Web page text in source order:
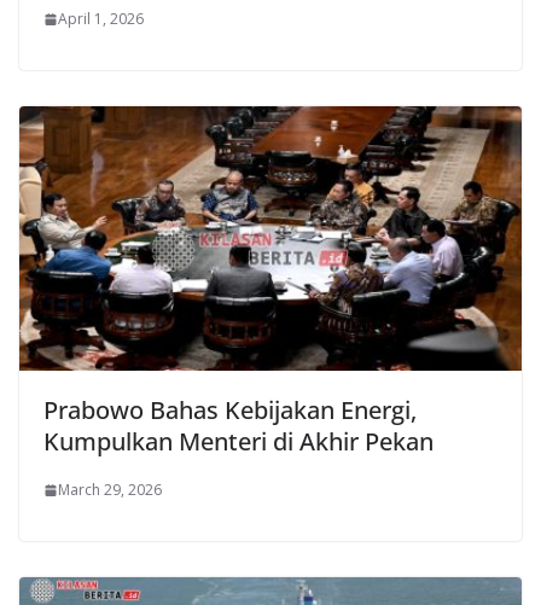
April 1, 2026
Prabowo Bahas Kebijakan Energi,
Kumpulkan Menteri di Akhir Pekan
March 29, 2026